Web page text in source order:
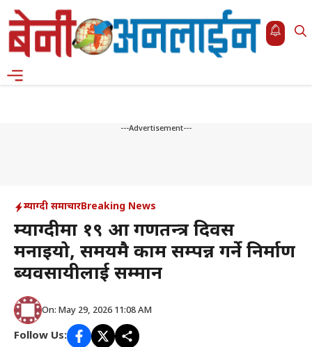
Skip
to
content
---Advertisement---
म्याग्दी समाचारBreaking News
म्याग्दीमा १९ औं गणतन्त्र दिवस
मनाइयो, समयमै काम सम्पन्न गर्ने निर्माण
ब्यवसायीलाई सम्मान
On: May 29, 2026 11:08 AM
Follow Us: